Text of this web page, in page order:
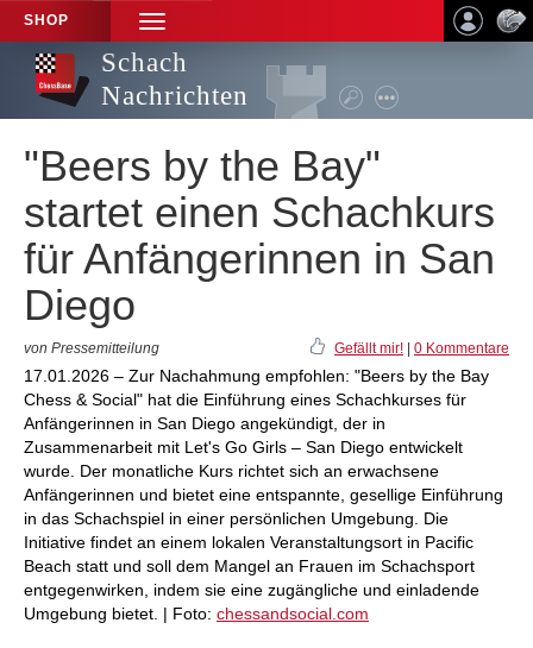
SHOP
TOGGLE
NAVIGATION
Schach
Nachrichten
"Beers by the Bay"
startet einen Schachkurs
für Anfängerinnen in San
Diego
von Pressemitteilung Gefällt mir! 0 Kommentare
17.01.2026 – Zur Nachahmung empfohlen: "Beers by the Bay
Chess & Social" hat die Einführung eines Schachkurses für
Anfängerinnen in San Diego angekündigt, der in
Zusammenarbeit mit Let's Go Girls – San Diego entwickelt
wurde. Der monatliche Kurs richtet sich an erwachsene
Anfängerinnen und bietet eine entspannte, gesellige Einführung
in das Schachspiel in einer persönlichen Umgebung. Die
Initiative findet an einem lokalen Veranstaltungsort in Pacific
Beach statt und soll dem Mangel an Frauen im Schachsport
entgegenwirken, indem sie eine zugängliche und einladende
Umgebung bietet. | Foto: chessandsocial.com